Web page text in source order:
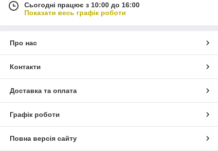
Сьогодні працює з 10:00 до 16:00
Показати весь графік роботи
Про нас
Контакти
Доставка та оплата
Графік роботи
Повна версія сайту